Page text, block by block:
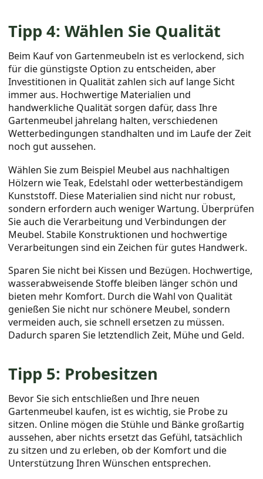
Tipp 4: Wählen Sie Qualität
Beim Kauf von Gartenmeubeln ist es verlockend, sich
für die günstigste Option zu entscheiden, aber
Investitionen in Qualität zahlen sich auf lange Sicht
immer aus. Hochwertige Materialien und
handwerkliche Qualität sorgen dafür, dass Ihre
Gartenmeubel jahrelang halten, verschiedenen
Wetterbedingungen standhalten und im Laufe der Zeit
noch gut aussehen.
Wählen Sie zum Beispiel Meubel aus nachhaltigen
Hölzern wie Teak, Edelstahl oder wetterbeständigem
Kunststoff. Diese Materialien sind nicht nur robust,
sondern erfordern auch weniger Wartung. Überprüfen
Sie auch die Verarbeitung und Verbindungen der
Meubel. Stabile Konstruktionen und hochwertige
Verarbeitungen sind ein Zeichen für gutes Handwerk.
Sparen Sie nicht bei Kissen und Bezügen. Hochwertige,
wasserabweisende Stoffe bleiben länger schön und
bieten mehr Komfort. Durch die Wahl von Qualität
genießen Sie nicht nur schönere Meubel, sondern
vermeiden auch, sie schnell ersetzen zu müssen.
Dadurch sparen Sie letztendlich Zeit, Mühe und Geld.
Tipp 5: Probesitzen
Bevor Sie sich entschließen und Ihre neuen
Gartenmeubel kaufen, ist es wichtig, sie Probe zu
sitzen. Online mögen die Stühle und Bänke großartig
aussehen, aber nichts ersetzt das Gefühl, tatsächlich
zu sitzen und zu erleben, ob der Komfort und die
Unterstützung Ihren Wünschen entsprechen.